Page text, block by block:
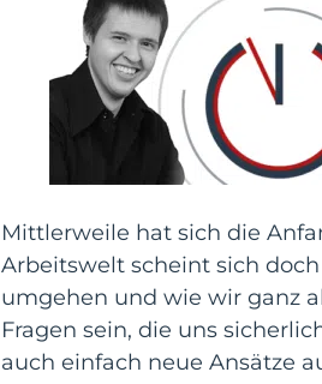
Mittlerweile hat sich die
Arbeitswelt scheint sich
umgehen und wie wir ganz
Fragen sein, die uns
auch einfach neue Ansätze